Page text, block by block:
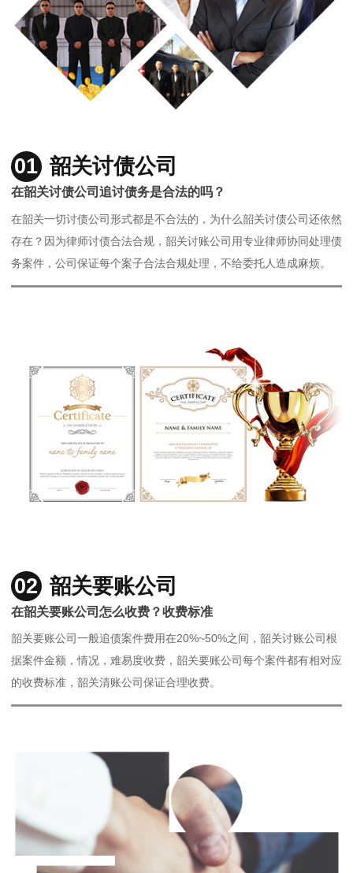
01 韶关讨债公司
在韶关讨债公司追讨债务是合法的吗？
在韶关一切讨债公司形式都是不合法的，为什么韶关讨债公司还依然
存在？因为律师讨债合法合规，韶关讨账公司用专业律师协同处理债
务案件，公司保证每个案子合法合规处理，不给委托人造成麻烦。
02 韶关要账公司
在韶关要账公司怎么收费？收费标准
韶关要账公司一般追债案件费用在20%~50%之间，韶关讨账公司根
据案件金额，情况，难易度收费，韶关要账公司每个案件都有相对应
的收费标准，韶关清账公司保证合理收费。